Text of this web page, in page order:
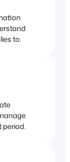
to.
period.